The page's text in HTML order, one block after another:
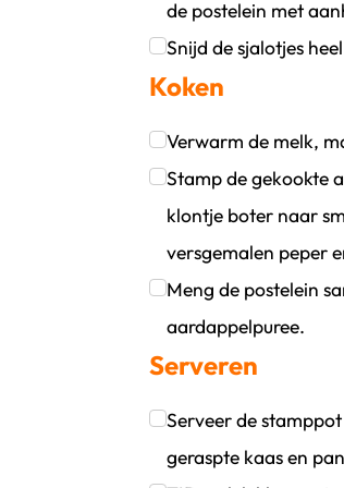
de postelein met
Klik om dit
Snijd de sjalotjes
Klik om dit
Koken
Verwarm de melk,
Klik om dit
Stamp de gekookte
klontje boter naar
versgemalen peper
Klik om dit
Meng de postelein
aardappelpuree.
Klik om dit
Serveren
Serveer de
geraspte kaas en